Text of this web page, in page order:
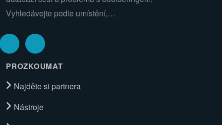
Vyhledávejte podle umístění,…
PROZKOUMAT
Najděte si partnera
Nástroje